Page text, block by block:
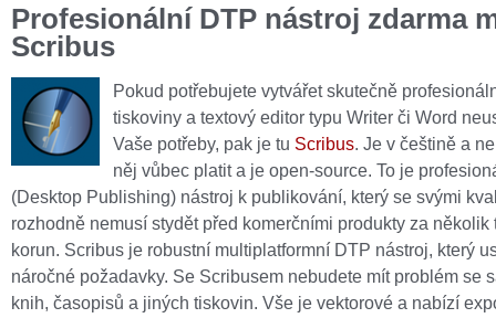
Profesionální DTP nástroj zdarma
Scribus
Pokud potřebujete vytvářet skutečně
tiskoviny a textový editor typu Writer či Word
Vaše potřeby, pak je tu Scribus. Je v češtině a
něj vůbec platit a je open-source. To je
(Desktop Publishing) nástroj k publikování, který se svými
rozhodně nemusí stydět před komerčními produkty za několik
korun. Scribus je robustní multiplatformní DTP nástroj, který
náročné požadavky. Se Scribusem nebudete mít problém se
knih, časopisů a jiných tiskovin. Vše je vektorové a nabízí